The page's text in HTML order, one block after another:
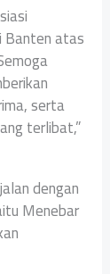
Banten atas
serta
terlibat,”
dengan
Menebar